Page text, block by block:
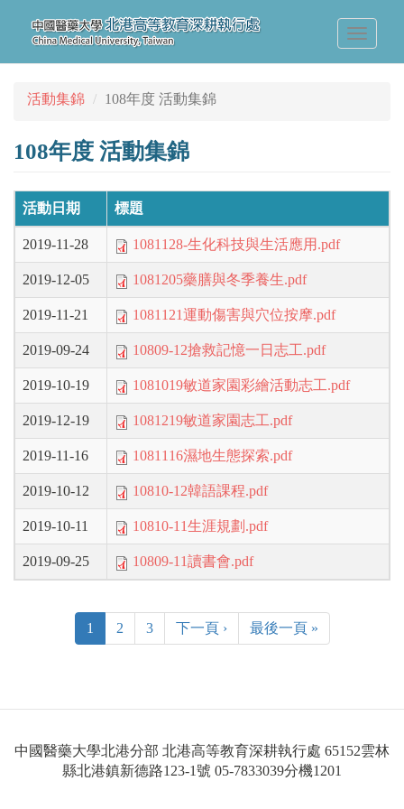
內
Toggle
活動集錦 108年度 活動集錦
108年度 活動集錦
活動日期 標題
2019-11-28 1081128-生化科技與生活應用.pdf
2019-12-05 1081205藥膳與冬季養生.pdf
2019-11-21 1081121運動傷害與穴位按摩.pdf
2019-09-24 10809-12搶救記憶一日志工.pdf
2019-10-19 1081019敏道家園彩繪活動志工.pdf
2019-12-19 1081219敏道家園志工.pdf
2019-11-16 1081116濕地生態探索.pdf
2019-10-12 10810-12韓語課程.pdf
2019-10-11 10810-11生涯規劃.pdf
2019-09-25 10809-11讀書會.pdf
1 2 3 下一頁 › 最後一頁 »
中國醫藥大學北港分部 北港高等教育深耕執行處 65152雲林
縣北港鎮新德路123-1號 05-7833039分機1201